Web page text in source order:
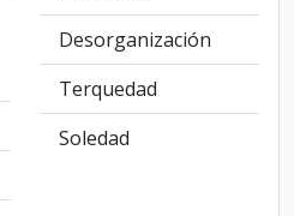
Desorganización
Terquedad
Soledad